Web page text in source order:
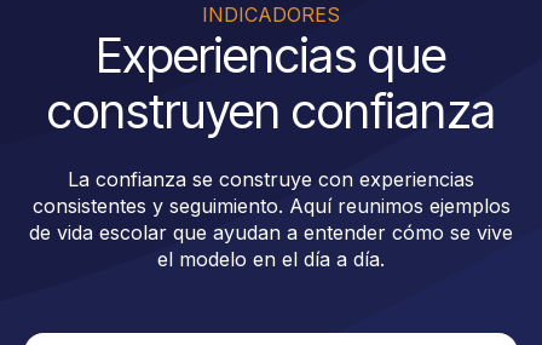
INDICADORES
Experiencias que
construyen confianza
La confianza se construye con experiencias
consistentes y seguimiento. Aquí reunimos ejemplos
de vida escolar que ayudan a entender cómo se vive
el modelo en el día a día.